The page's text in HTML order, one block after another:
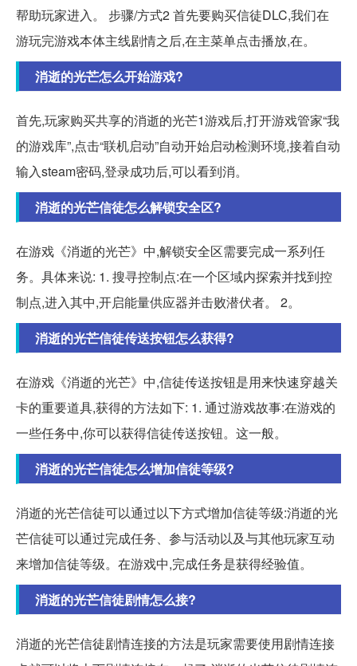
帮助玩家进入。 步骤/方式2 首先要购买信徒DLC,我们在
游玩完游戏本体主线剧情之后,在主菜单点击播放,在。
消逝的光芒怎么开始游戏?
首先,玩家购买共享的消逝的光芒1游戏后,打开游戏管家“我
的游戏库”,点击“联机启动”自动开始启动检测环境,接着自动
输入steam密码,登录成功后,可以看到消。
消逝的光芒信徒怎么解锁安全区?
在游戏《消逝的光芒》中,解锁安全区需要完成一系列任
务。具体来说: 1. 搜寻控制点:在一个区域内探索并找到控
制点,进入其中,开启能量供应器并击败潜伏者。 2。
消逝的光芒信徒传送按钮怎么获得?
在游戏《消逝的光芒》中,信徒传送按钮是用来快速穿越关
卡的重要道具,获得的方法如下: 1. 通过游戏故事:在游戏的
一些任务中,你可以获得信徒传送按钮。这一般。
消逝的光芒信徒怎么增加信徒等级?
消逝的光芒信徒可以通过以下方式增加信徒等级:消逝的光
芒信徒可以通过完成任务、参与活动以及与其他玩家互动
来增加信徒等级。在游戏中,完成任务是获得经验值。
消逝的光芒信徒剧情怎么接?
消逝的光芒信徒剧情连接的方法是玩家需要使用剧情连接